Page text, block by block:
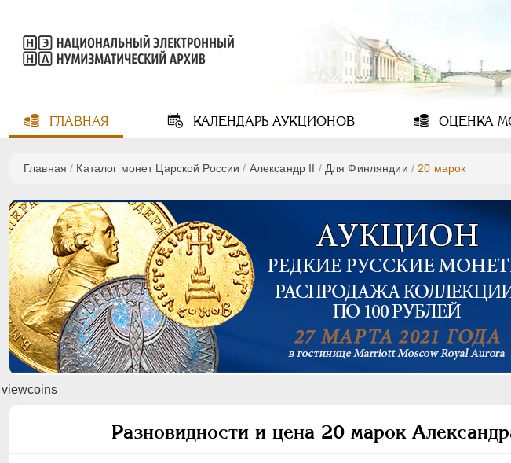
ГЛАВНАЯ КАЛЕНДАРЬАУКЦИОНОВ ОЦЕНКА
Главная / Каталог монет Царской России / Александр II / Для Финляндии / 20 марок
viewcoins
Разновидности и цена 20 марок